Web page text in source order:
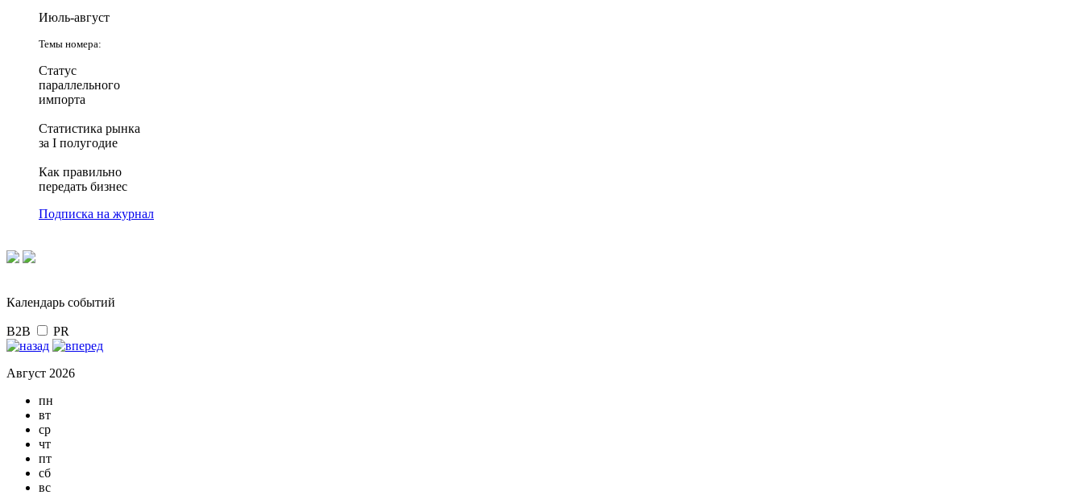
Июль-август
Темы номера:
Статус
параллельного
импорта
Статистика рынка
за I полугодие
Как правильно
передать бизнес
Подписка на журнал
Календарь событий
B2B PR
Август 2026
пн
вт
ср
чт
пт
сб
вс